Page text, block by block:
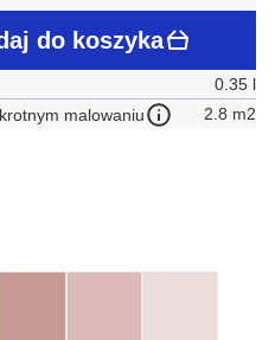
do koszyka
0.35 l
malowaniu
2.8 m2